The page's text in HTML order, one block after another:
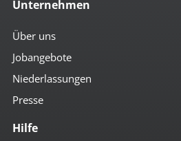
Unternehmen
Über uns
Jobangebote
Niederlassungen
Presse
Hilfe